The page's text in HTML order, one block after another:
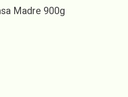
Madre 900g